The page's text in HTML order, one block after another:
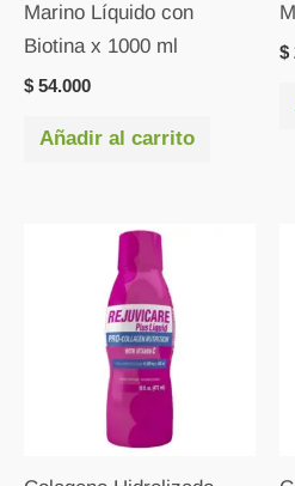
Marino Líquido con
Biotina x 1000 ml
$ 54.000
Añadir al carrito
$